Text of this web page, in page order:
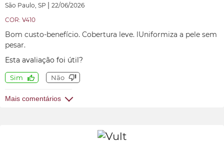
São Paulo, SP | 22/06/2026
COR: V410
Bom custo-benefício. Cobertura leve. lUniformiza a pele sem
pesar.
Esta avaliação foi útil?
Sim Não
Mais comentários